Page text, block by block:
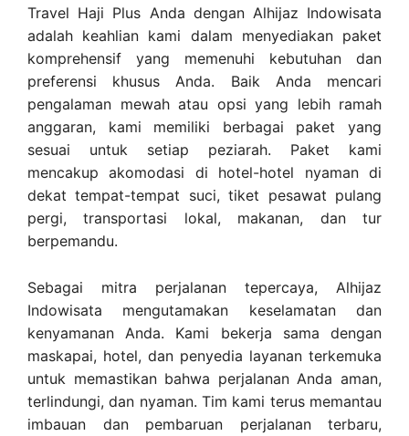
Travel Haji Plus Anda dengan Alhijaz Indowisata
adalah keahlian kami dalam menyediakan paket
komprehensif yang memenuhi kebutuhan dan
preferensi khusus Anda. Baik Anda mencari
pengalaman mewah atau opsi yang lebih ramah
anggaran, kami memiliki berbagai paket yang
sesuai untuk setiap peziarah. Paket kami
mencakup akomodasi di hotel-hotel nyaman di
dekat tempat-tempat suci, tiket pesawat pulang
pergi, transportasi lokal, makanan, dan tur
berpemandu.
Sebagai mitra perjalanan tepercaya, Alhijaz
Indowisata mengutamakan keselamatan dan
kenyamanan Anda. Kami bekerja sama dengan
maskapai, hotel, dan penyedia layanan terkemuka
untuk memastikan bahwa perjalanan Anda aman,
terlindungi, dan nyaman. Tim kami terus memantau
imbauan dan pembaruan perjalanan terbaru,